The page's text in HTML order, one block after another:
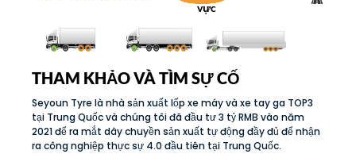
vực
THAM KHẢO VÀ TÌM SỰ CỐ
Seyoun Tyre là nhà sản xuất lốp xe máy và xe tay ga TOP3
tại Trung Quốc và chúng tôi đã đầu tư 3 tỷ RMB vào năm
2021 để ra mắt dây chuyền sản xuất tự động đầy đủ để nhận
ra công nghiệp thực sự 4.0 đầu tiên tại Trung Quốc.